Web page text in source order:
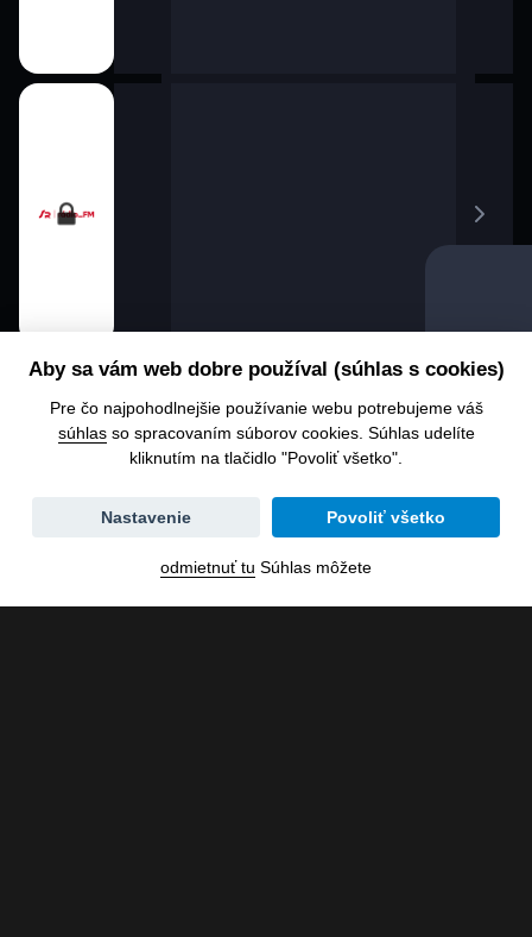
Zmena
dátumu
Aby sa vám web dobre používal (súhlas s cookies)
Pre čo najpohodlnejšie používanie webu potrebujeme váš
súhlasso spracovaním súborov cookies. Súhlas udelíte
kliknutím na tlačidlo "Povoliť všetko".
Povoliť všetko
Nastavenie
odmietnuť tu Súhlas môžete